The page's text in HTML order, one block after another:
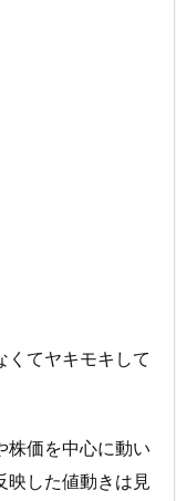
くてヤキモキして
株価を中心に動い
映した値動きは見